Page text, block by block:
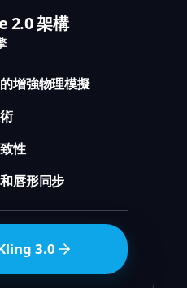
2.0 架構
增強物理模擬
性
唇形同步
3.0